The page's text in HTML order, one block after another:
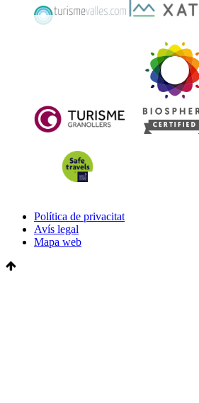
Política de privacitat
Avís legal
Mapa web